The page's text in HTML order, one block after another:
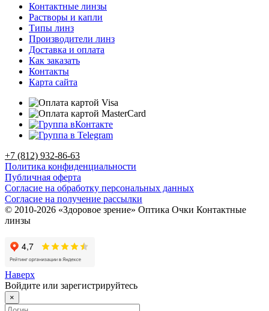
Контактные линзы
Растворы и капли
Типы линз
Производители линз
Доставка и оплата
Как заказать
Контакты
Карта сайта
+7 (812) 932-86-63
Политика конфиденциальности
Публичная оферта
Согласие на обработку персональных данных
Согласие на получение рассылки
© 2010-2026 «Здоровое зрение» Оптика Очки Контактные
линзы
Наверх
Войдите или зарегистрируйтесь
×